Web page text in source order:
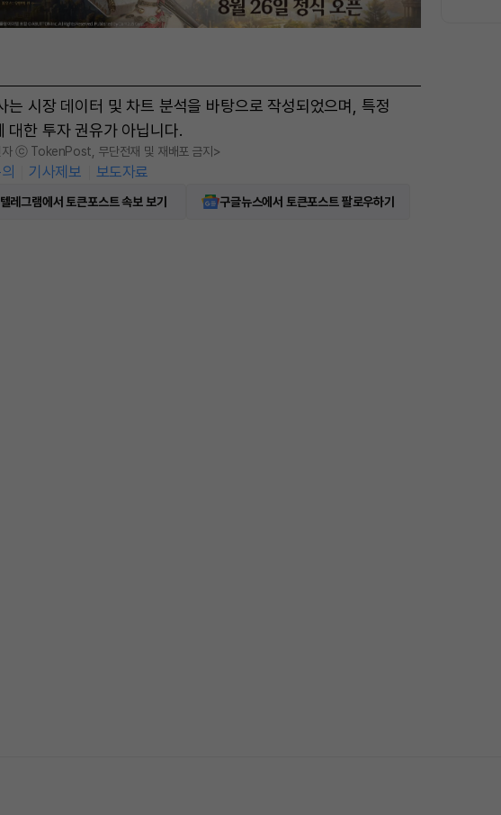
는 시장 데이터 및 차트 분석을 바탕으로 작성되었으며, 특정
대한 투자 권유가 아닙니다.
자 ⓒ TokenPost, 무단전재 및 재배포 금지>
기사제보 보도자료
텔레그램에서 토큰포스트 속보 보기 구글뉴스에서 토큰포스트 팔로우하기